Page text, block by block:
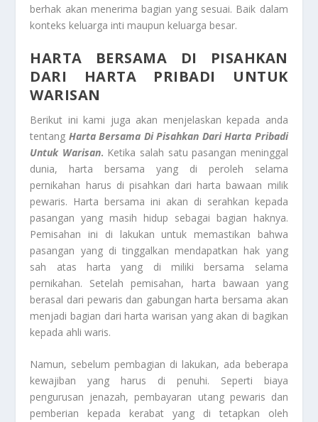
berhak akan menerima bagian yang sesuai. Baik dalam
konteks keluarga inti maupun keluarga besar.
HARTA BERSAMA DI PISAHKAN
DARI HARTA PRIBADI UNTUK
WARISAN
Berikut ini kami juga akan menjelaskan kepada anda
tentang Harta Bersama Di Pisahkan Dari Harta Pribadi
Untuk Warisan. Ketika salah satu pasangan meninggal
dunia, harta bersama yang di peroleh selama
pernikahan harus di pisahkan dari harta bawaan milik
pewaris. Harta bersama ini akan di serahkan kepada
pasangan yang masih hidup sebagai bagian haknya.
Pemisahan ini di lakukan untuk memastikan bahwa
pasangan yang di tinggalkan mendapatkan hak yang
sah atas harta yang di miliki bersama selama
pernikahan. Setelah pemisahan, harta bawaan yang
berasal dari pewaris dan gabungan harta bersama akan
menjadi bagian dari harta warisan yang akan di bagikan
kepada ahli waris.
Namun, sebelum pembagian di lakukan, ada beberapa
kewajiban yang harus di penuhi. Seperti biaya
pengurusan jenazah, pembayaran utang pewaris dan
pemberian kepada kerabat yang di tetapkan oleh